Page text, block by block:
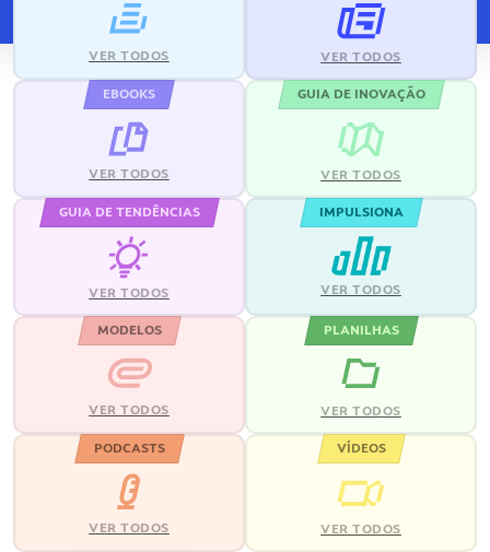
VER TODOS VER TODOS
EBOOKS
VER TODOS
GUIA DE INOVAÇÃO
VER TODOS
GUIA DE TENDÊNCIAS
VER TODOS
IMPULSIONA
VER TODOS
MODELOS
VER TODOS
PLANILHAS
VER TODOS
PODCASTS
VER TODOS
VÍDEOS
VER TODOS